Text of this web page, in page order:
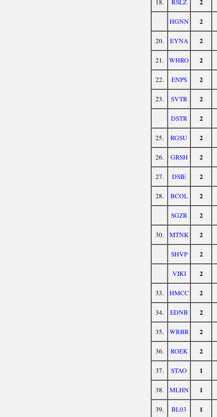
18. RSLZ 2
HGNN 2
20. EYNA 2
21. WHRO 2
22. ENPS 2
23. SVTR 2
DSTR 2
25. RGSU 2
26. GRSH 2
27. DSIE 2
28. BCOL 2
SGZR 2
30. MTNK 2
SHVP 2
VIKI 2
33. HMCC 2
34. EDNB 2
35. WRBR 2
36. ROEK 2
37. STAO 1
38. MLHN 1
39. BL03 1